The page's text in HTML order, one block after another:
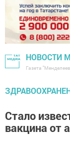
НОВОСТИ
Газета
Стало
вакцина от